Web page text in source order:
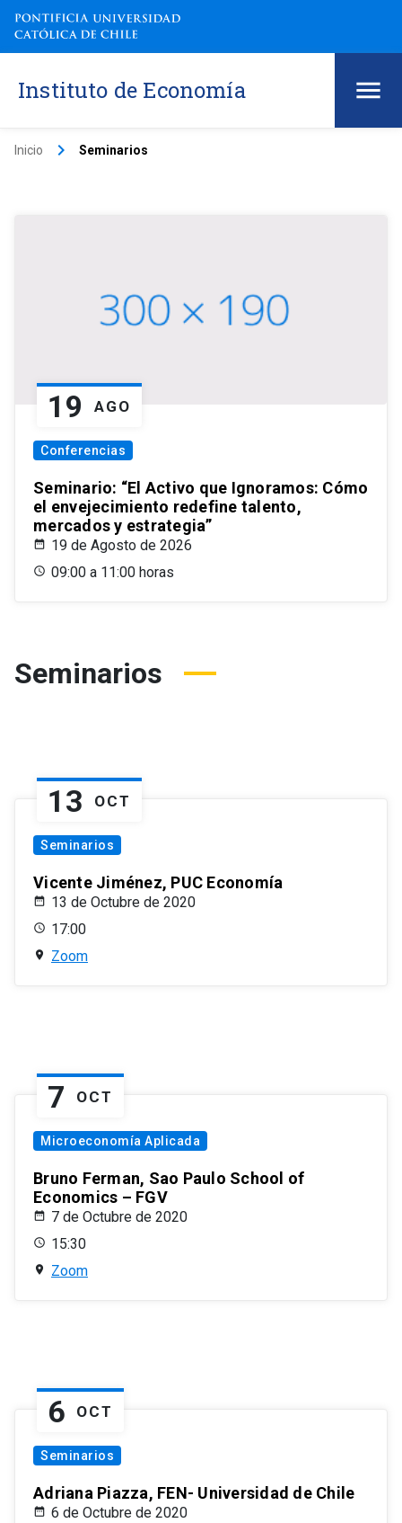
Instituto de Economía
Inicio keyboard_arrow_right Seminarios
19 AGO
Conferencias
Seminario: “El Activo que Ignoramos: Cómo
el envejecimiento redefine talento,
mercados y estrategia”
19 de Agosto de 2026
09:00 a 11:00 horas
Seminarios
13 OCT
Seminarios
Vicente Jiménez, PUC Economía
13 de Octubre de 2020
17:00
Zoom
7 OCT
Microeconomía Aplicada
Bruno Ferman, Sao Paulo School of
Economics – FGV
7 de Octubre de 2020
15:30
Zoom
6 OCT
Seminarios
Adriana Piazza, FEN- Universidad de Chile
6 de Octubre de 2020